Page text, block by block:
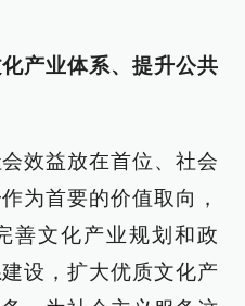
产业体系、提升公共
效益放在首位、社会
为首要的价值取向，
善文化产业规划和政
设，扩大优质文化产